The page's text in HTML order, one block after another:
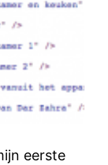
eerste